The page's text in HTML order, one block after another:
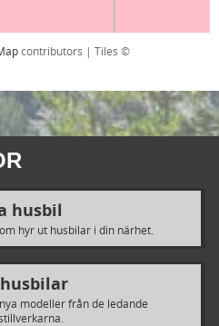
contributors | Tiles ©
husbil
hyr ut husbilar i din närhet.
modeller från de ledande